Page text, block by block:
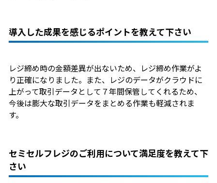
導入した成果を感じるポイントを教えて下さい
レジ締め時の金額差異が出ないため、レジ締め作業がよ
り正確になりました。また、レジのデータがクラウドに
上がって取引データとして７年間保管してくれるため、
今後は膨大な取引データをまとめる作業も軽減されま
す。
セミセルフレジのご利用について満足度を教えて下
さい